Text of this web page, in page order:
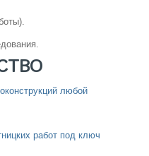
любой
работ под ключ